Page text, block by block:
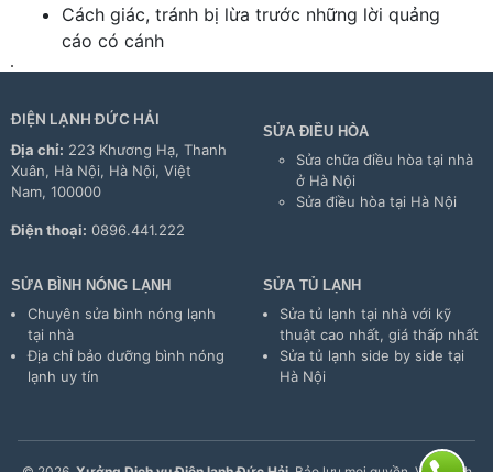
Cách giác, tránh bị lừa trước những lời quảng
cáo có cánh
ĐIỆN LẠNH ĐỨC HẢI
Địa chỉ: 223 Khương Hạ, Thanh
Xuân, Hà Nội, Hà Nội, Việt
Nam, 100000
Điện thoại: 0896.441.222
SỬA ĐIỀU HÒA
Sửa chữa điều hòa tại nhà
ở Hà Nội
Sửa điều hòa tại Hà Nội
SỬA BÌNH NÓNG LẠNH
Chuyên sửa bình nóng lạnh
tại nhà
Địa chỉ bảo dưỡng bình nóng
lạnh uy tín
SỬA TỦ LẠNH
Sửa tủ lạnh tại nhà với kỹ
thuật cao nhất, giá thấp nhất
Sửa tủ lạnh side by side tại
Hà Nội